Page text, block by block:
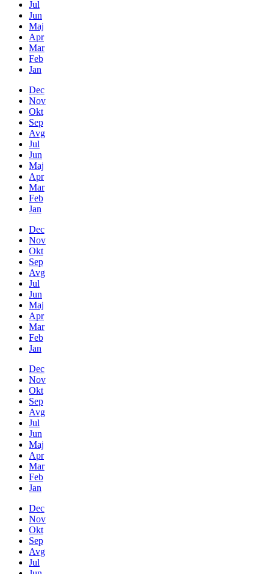
Jul
Jun
Maj
Apr
Mar
Feb
Jan
Dec
Nov
Okt
Sep
Avg
Jul
Jun
Maj
Apr
Mar
Feb
Jan
Dec
Nov
Okt
Sep
Avg
Jul
Jun
Maj
Apr
Mar
Feb
Jan
Dec
Nov
Okt
Sep
Avg
Jul
Jun
Maj
Apr
Mar
Feb
Jan
Dec
Nov
Okt
Sep
Avg
Jul